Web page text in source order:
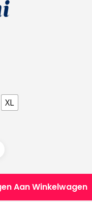
XL
Aan Winkelwagen